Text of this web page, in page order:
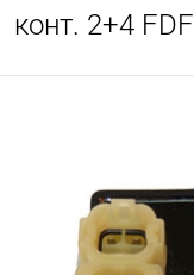
конт. 2+4 FDF